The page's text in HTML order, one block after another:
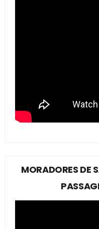
MORADORES DE